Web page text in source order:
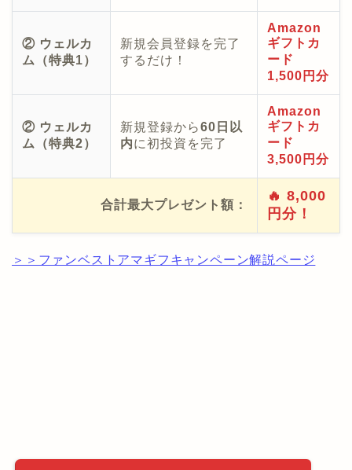
② ウェルカ
ム（特典1）
新規会員登録を完了
するだけ！
Amazon
ギフトカ
ード
1,500円分
② ウェルカ
ム（特典2）
新規登録から60日以
内に初投資を完了
Amazon
ギフトカ
ード
3,500円分
合計最大プレゼント額：
🔥 8,000
円分！
＞＞ファンベストアマギフキャンペーン解説ページ